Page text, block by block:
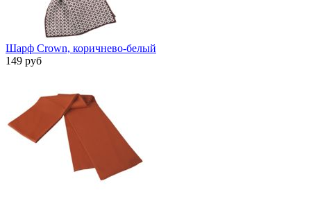
Шарф Crown, коричнево-белый
149 руб